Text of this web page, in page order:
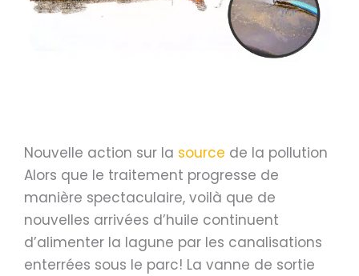
Nouvelle action sur la source de la pollution
Alors que le traitement progresse de
manière spectaculaire, voilà que de
nouvelles arrivées d’huile continuent
d’alimenter la lagune par les canalisations
enterrées sous le parc! La vanne de sortie